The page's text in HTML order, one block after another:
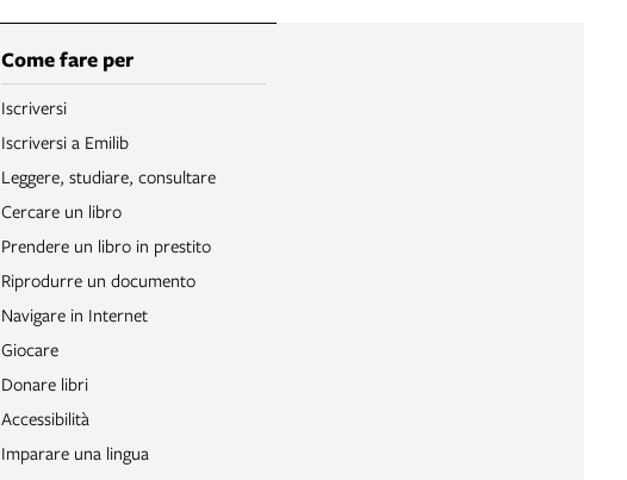
Come fare per
Iscriversi
Iscriversi a Emilib
Leggere, studiare, consultare
Cercare un libro
Prendere un libro in prestito
Riprodurre un documento
Navigare in Internet
Giocare
Donare libri
Accessibilità
Imparare una lingua